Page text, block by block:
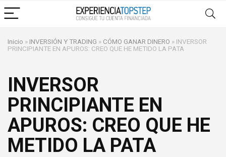
Inicio » INVERSIÓN Y TRADING » CÓMO GANAR DINERO » INVERSOR
PRINCIPIANTE EN APUROS: CREO QUE HE METIDO LA PATA
INVERSOR
PRINCIPIANTE EN
APUROS: CREO QUE HE
METIDO LA PATA